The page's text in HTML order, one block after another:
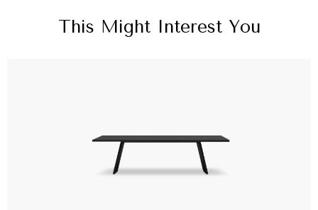
This Might Interest You